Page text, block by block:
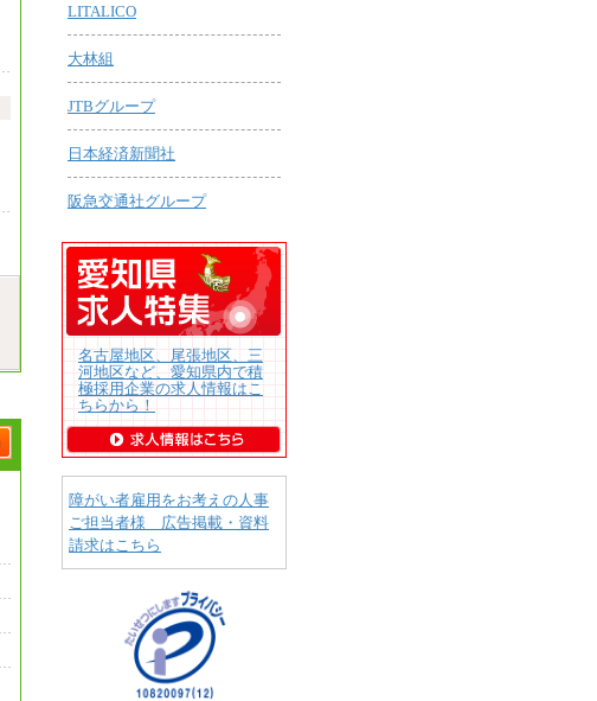
LITALICO
大林組
JTBグループ
日本経済新聞社
阪急交通社グループ
名古屋地区、尾張地区、三
河地区など、愛知県内で積
極採用企業の求人情報はこ
ちらから！
障がい者雇用をお考えの人事
ご担当者様 広告掲載・資料
請求はこちら